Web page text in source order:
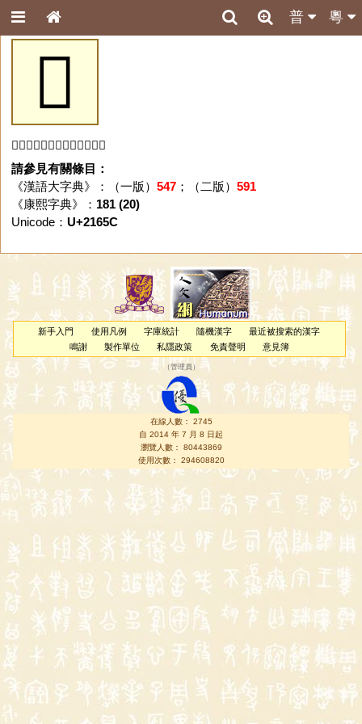
粵
普
𡙜
「𡙜」字未收錄於本資料庫。
請參見有關條目：
《漢語大字典》：（一版） 547；（二版） 591
《康熙字典》： 181 (20)
Unicode： U+2165C
新手入門 使用凡例 字庫統計 隨機漢字
最近被搜索的漢字
鳴謝
製作單位 私隱政策 免責聲明 意見簿
（管理員 ）
在線人數： 2745
自 2014 年 7 月 8 日起
瀏覽人數： 80443869
使用次數： 294608820